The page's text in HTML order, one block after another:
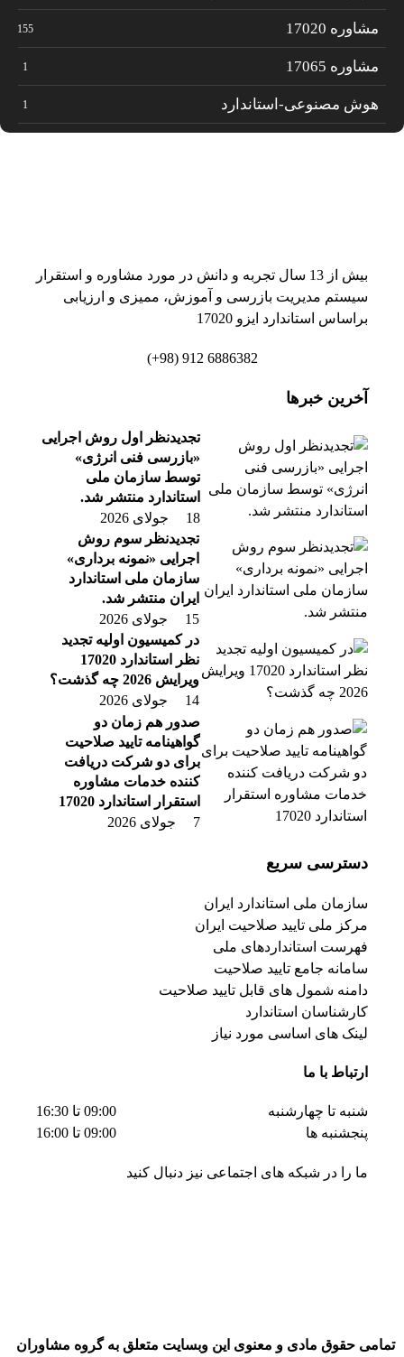
مشاوره 17020 155
مشاوره 17065 1
هوش مصنوعی-استاندارد 1
بیش از 13 سال تجربه و دانش در مورد مشاوره و استقرار
سیستم مدیریت بازرسی و آموزش، ممیزی و ارزیابی
براساس استاندارد ایزو 17020
6886382 912 (98+)
آخرین خبرها
تجدیدنظر اول روش اجرایی
«بازرسی فنی انرژی»
توسط سازمان ملی
استاندارد منتشر شد.
18 جولای 2026
تجدیدنظر سوم روش
اجرایی «نمونه برداری»
سازمان ملی استاندارد
ایران منتشر شد.
15 جولای 2026
در کمیسیون اولیه تجدید
نظر استاندارد 17020
ویرایش 2026 چه گذشت؟
14 جولای 2026
صدور هم زمان دو
گواهینامه تایید صلاحیت
برای دو شرکت دریافت
کننده خدمات مشاوره
استقرار استاندارد 17020
7 جولای 2026
دسترسی سریع
سازمان ملی استاندارد ایران
مرکز ملی تایید صلاحیت ایران
فهرست استانداردهای ملی
سامانه جامع تایید صلاحیت
دامنه شمول های قابل تایید صلاحیت
کارشناسان استاندارد
لینک های اساسی مورد نیاز
ارتباط با ما
شنبه تا چهارشنبه
09:00 تا 16:30
پنجشنبه ها
09:00 تا 16:00
ما را در شبکه های اجتماعی نیز دنبال کنید
تمامی حقوق مادی و معنوی این وبسایت متعلق به گروه مشاوران